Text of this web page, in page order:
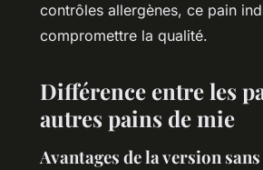
contrôles allergènes, ce pain
compromettre la qualité.
Différence entre les
autres pains de mie
Avantages de la version